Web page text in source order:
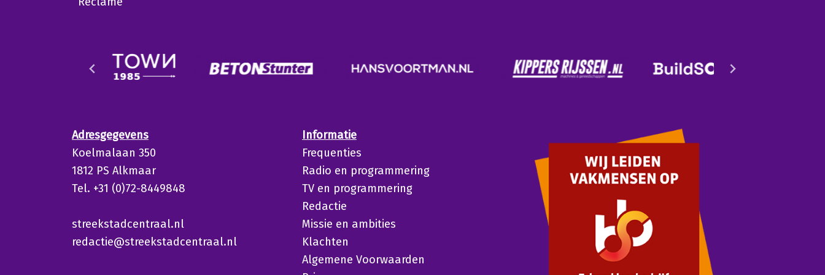
Adresgegevens
Koelmalaan 350
1812 PS Alkmaar
Tel. +31 (0)72-8449848
streekstadcentraal.nl
redactie@streekstadcentraal.nl
Informatie
Frequenties
Radio en programmering
TV en programmering
Redactie
Missie en ambities
Klachten
Algemene Voorwaarden